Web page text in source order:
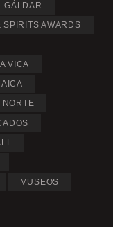
GÁLDAR
SPIRITS AWARDS
VICA
NORTE
MUSEOS